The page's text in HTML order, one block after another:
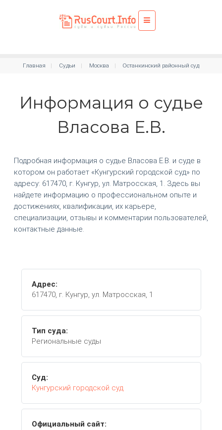
Главная Судьи Москва Останкинский районный суд
Информация о судье
Власова Е.В.
Подробная информация о судье Власова Е.В. и суде в
котором он работает «Кунгурский городской суд» по
адресу: 617470, г. Кунгур, ул. Матросская, 1. Здесь вы
найдете информацию о профессиональном опыте и
достижениях, квалификации, их карьере,
специализации, отзывы и комментарии пользователей,
контактные данные.
Адрес:
617470, г. Кунгур, ул. Матросская, 1
Тип суда:
Региональные суды
Суд:
Кунгурский городской суд
Официальный сайт: